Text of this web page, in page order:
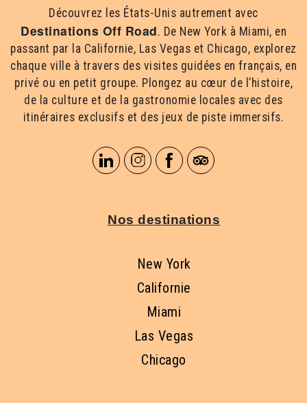
Découvrez les États-Unis autrement avec
Destinations Off Road. De New York à Miami, en
passant par la Californie, Las Vegas et Chicago, explorez
chaque ville à travers des visites guidées en français, en
privé ou en petit groupe. Plongez au cœur de l’histoire,
de la culture et de la gastronomie locales avec des
itinéraires exclusifs et des jeux de piste immersifs.
Nos destinations
New York
Californie
Miami
Las Vegas
Chicago